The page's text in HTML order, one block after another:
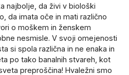
najbolje, da živi v biološki
da imata oče in mati različno
o moškem in ženskem
nesmisle. V svoji omejenosti
si spola različna in ne enaka in
po tako banalnih stvareh, kot
preproščina! Hvaležni smo